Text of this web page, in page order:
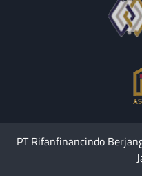
PT Rifanfinancindo